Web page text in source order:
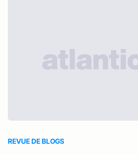
REVUE DE BLOGS